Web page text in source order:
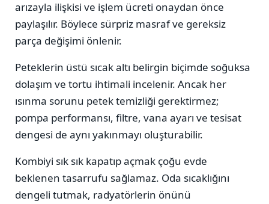
arızayla ilişkisi ve işlem ücreti onaydan önce
paylaşılır. Böylece sürpriz masraf ve gereksiz
parça değişimi önlenir.
Peteklerin üstü sıcak altı belirgin biçimde soğuksa
dolaşım ve tortu ihtimali incelenir. Ancak her
ısınma sorunu petek temizliği gerektirmez;
pompa performansı, filtre, vana ayarı ve tesisat
dengesi de aynı yakınmayı oluşturabilir.
Kombiyi sık sık kapatıp açmak çoğu evde
beklenen tasarrufu sağlamaz. Oda sıcaklığını
dengeli tutmak, radyatörlerin önünü